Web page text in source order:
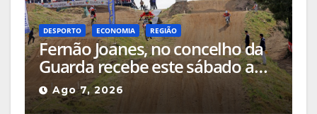
DESPORTO ECONOMIA REGIÃO
Fernão Joanes, no concelho da
Guarda recebe este sábado a
Etapa do Campeonato Nacional
de Supercross
Ago 7, 2026